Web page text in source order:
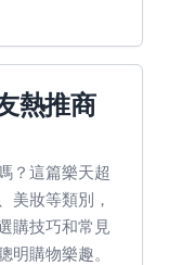
熱推商
？這篇樂天超
美妝等類別，
購技巧和常見
購物樂趣。